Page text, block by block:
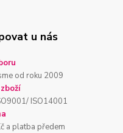
u nás
od roku 2009
ISO14001
a platba předem